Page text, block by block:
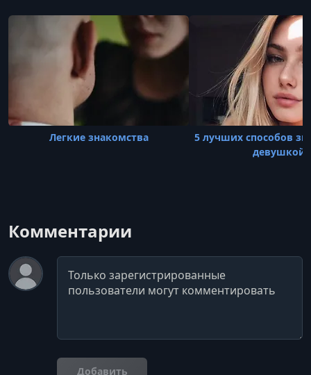
Легкие знакомства
5 лучших способов
девушкой
Комментарии
Комментарий
Добавить